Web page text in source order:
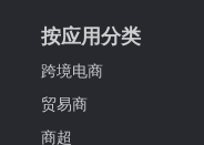
按应用分类
跨境电商
贸易商
商超